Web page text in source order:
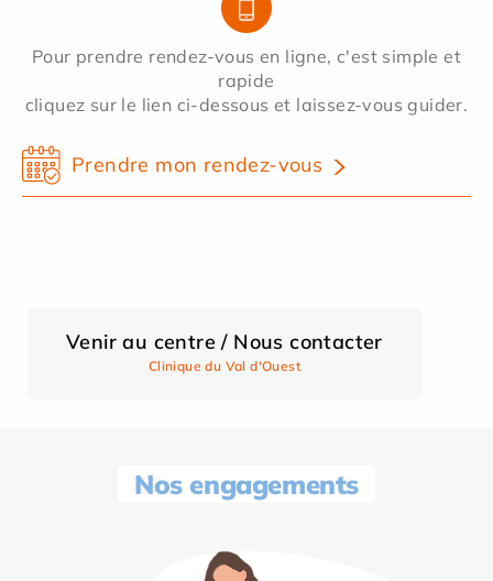
Pour prendre rendez-vous en ligne, c'est simple et
rapide
cliquez sur le lien ci-dessous et laissez-vous guider.
Prendre mon rendez-vous
Venir au centre / Nous contacter
Clinique du Val d'Ouest
Nos engagements